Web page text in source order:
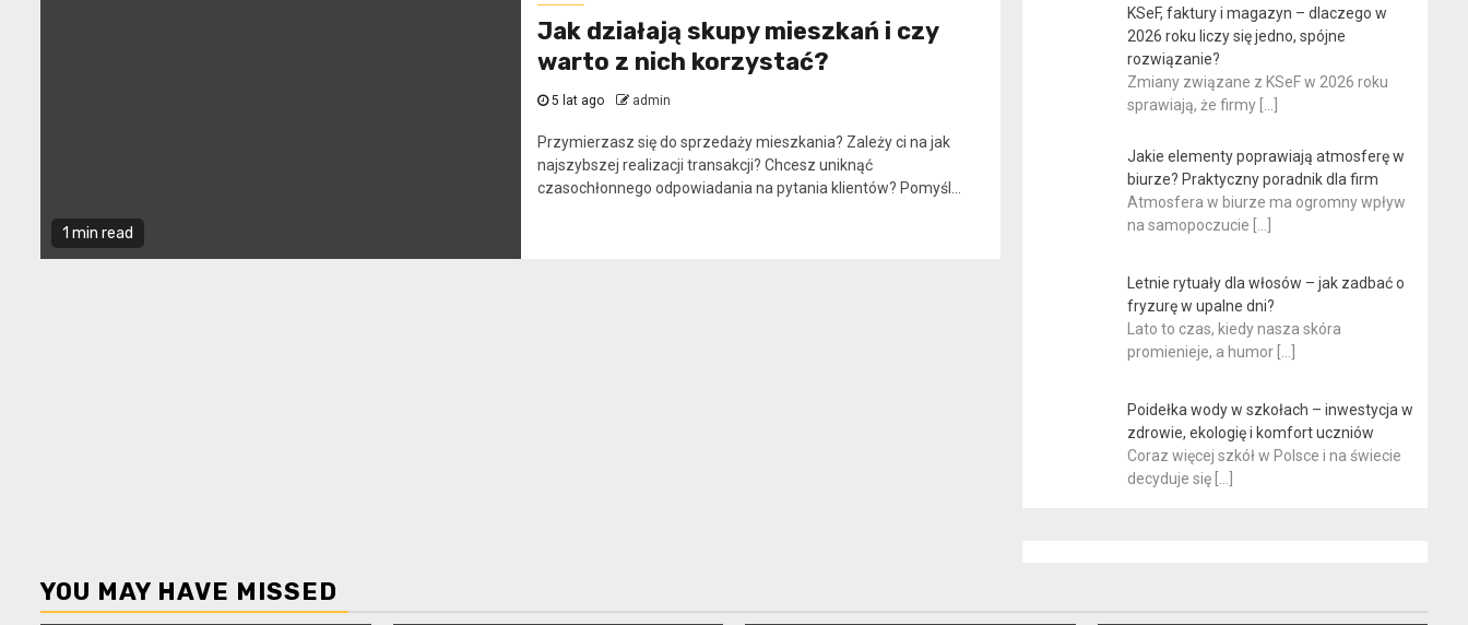
1 min read
Jak działają skupy mieszkań i czy
warto z nich korzystać?
5 lat ago admin
Przymierzasz się do sprzedaży mieszkania? Zależy ci na jak
najszybszej realizacji transakcji? Chcesz uniknąć
czasochłonnego odpowiadania na pytania klientów? Pomyśl...
KSeF, faktury i magazyn – dlaczego w
2026 roku liczy się jedno, spójne
rozwiązanie?
Zmiany związane z KSeF w 2026 roku
sprawiają, że firmy […]
Jakie elementy poprawiają atmosferę w
biurze? Praktyczny poradnik dla firm
Atmosfera w biurze ma ogromny wpływ
na samopoczucie […]
Letnie rytuały dla włosów – jak zadbać o
fryzurę w upalne dni?
Lato to czas, kiedy nasza skóra
promienieje, a humor
Poidełka wody w szkołach – inwestycja w
zdrowie, ekologię i komfort uczniów
Coraz więcej szkół w Polsce i na świecie
decyduje się
YOU MAY HAVE MISSED